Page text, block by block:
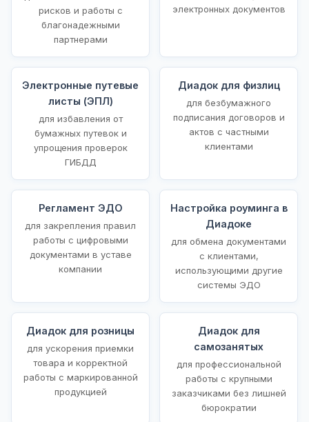
рисков и работы с
благонадежными
партнерами
электронных документов
Электронные путевые
листы (ЭПЛ)
для избавления от
бумажных путевок и
упрощения проверок
ГИБДД
Диадок для физлиц
для безбумажного
подписания договоров и
актов с частными
клиентами
Регламент ЭДО
для закрепления правил
работы с цифровыми
документами в уставе
компании
Настройка роуминга в
Диадоке
для обмена документами
с клиентами,
использующими другие
системы ЭДО
Диадок для розницы
для ускорения приемки
товара и корректной
работы с маркированной
продукцией
Диадок для
самозанятых
для профессиональной
работы с крупными
заказчиками без лишней
бюрократии